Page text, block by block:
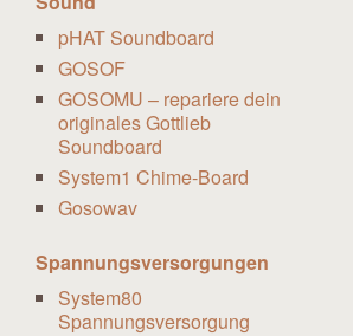
pHAT Soundboard
GOSOF
GOSOMU – repariere dein
originales Gottlieb
Soundboard
System1 Chime-Board
Gosowav
Spannungsversorgungen
System80
Spannungsversorgung